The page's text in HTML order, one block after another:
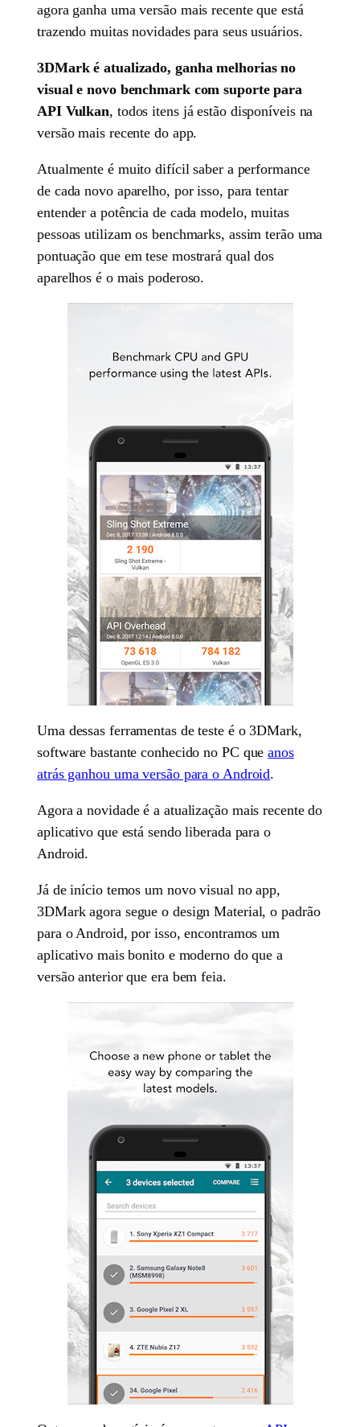
agora ganha uma versão mais recente que está
trazendo muitas novidades para seus usuários.
3DMark é atualizado, ganha melhorias no
visual e novo benchmark com suporte para
API Vulkan, todos itens já estão disponíveis na
versão mais recente do app.
Atualmente é muito difícil saber a performance
de cada novo aparelho, por isso, para tentar
entender a potência de cada modelo, muitas
pessoas utilizam os benchmarks, assim terão uma
pontuação que em tese mostrará qual dos
aparelhos é o mais poderoso.
Uma dessas ferramentas de teste é o 3DMark,
software bastante conhecido no PC queanos
atrás ganhou uma versão para o Android.
Agora a novidade é a atualização mais recente do
aplicativo que está sendo liberada para o
Android.
Já de início temos um novo visual no app,
3DMark agora segue o design Material, o padrão
para o Android, por isso, encontramos um
aplicativo mais bonito e moderno do que a
versão anterior que era bem feia.